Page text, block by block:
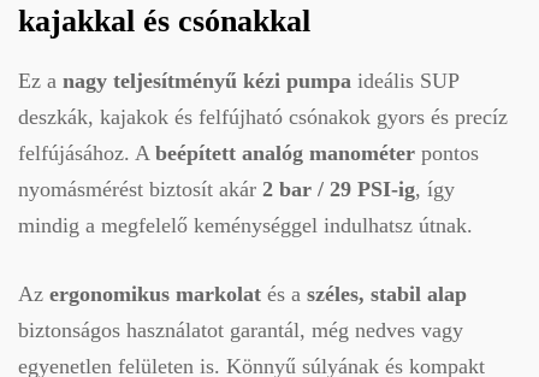
kajakkal és csónakkal
Ez a nagy teljesítményű kézi pumpa ideális SUP
deszkák, kajakok és felfújható csónakok gyors és precíz
felfújásához. A beépített analóg manométer pontos
nyomásmérést biztosít akár 2 bar / 29 PSI-ig, így
mindig a megfelelő keménységgel indulhatsz útnak.
Az ergonomikus markolat és a széles, stabil alap
biztonságos használatot garantál, még nedves vagy
egyenetlen felületen is. Könnyű súlyának és kompakt